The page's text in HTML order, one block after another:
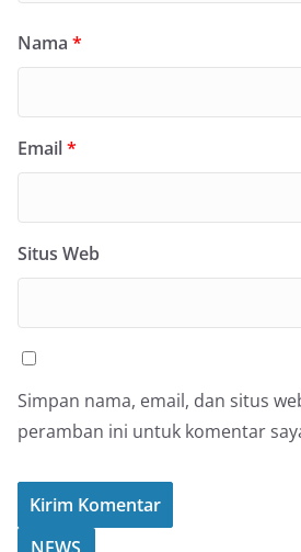
Nama *
Email*
Situs Web
Simpan nama, email, dan situs
peramban ini untuk komentar